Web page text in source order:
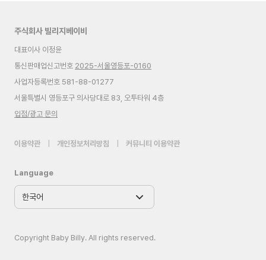
주식회사 빌리지베이비
대표이사 이정윤
통신판매업신고번호 2025-서울영등포-0160
사업자등록번호 581-88-01277
서울특별시 영등포구 의사당대로 83, 오투타워 4층
입점/광고 문의
이용약관 개인정보처리방침 커뮤니티 이용약관
Language
Copyright Baby Billy. All rights reserved.